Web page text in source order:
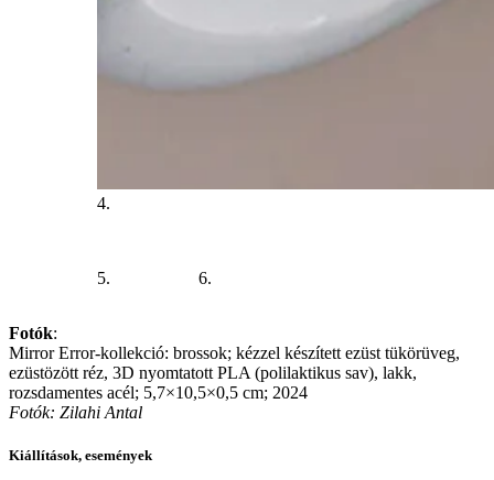
4.
5. 6.
Fotók:
Mirror Error-kollekció: brossok; kézzel készített ezüst tükörüveg,
ezüstözött réz, 3D nyomtatott PLA (polilaktikus sav), lakk,
rozsdamentes acél; 5,7×10,5×0,5 cm; 2024
Fotók: Zilahi Antal
Kiállítások, események